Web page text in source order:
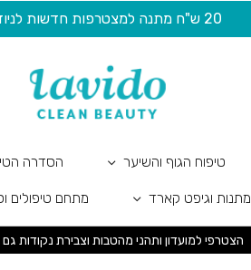
20 ש"ח מתנה למצטרפות חדשות לניוזלטר
טיפוח הגוף והשיער הסדרה
מתנות וגיפט קארד מתחם טיפולים
הצטרפי למועדון ותהני מהטבות וצבירת נקודות